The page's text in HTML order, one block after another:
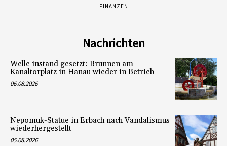
FINANZEN
Nachrichten
Welle instand gesetzt: Brunnen am
Kanaltorplatz in Hanau wieder in Betrieb
06.08.2026
Nepomuk-Statue in Erbach nach Vandalismus
wiederhergestellt
05.08.2026